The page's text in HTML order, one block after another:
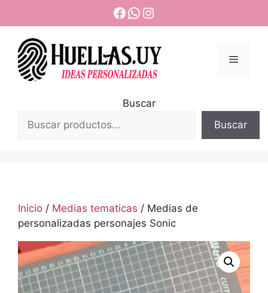
contenido
Facebook
WhatsApp
Instagram
Menú
Buscar
Buscar
Inicio / Medias tematicas / Medias de
personalizadas personajes Sonic